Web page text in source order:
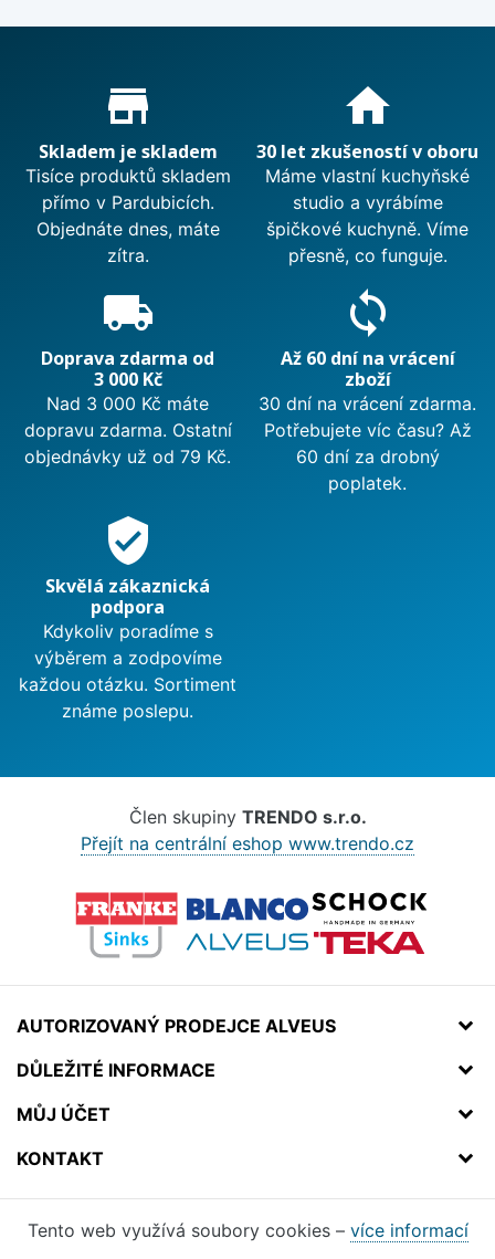
Proč nakupovat u nás?
store_mall_directory
Skladem je skladem
Tisíce produktů skladem
přímo v Pardubicích.
Objednáte dnes, máte
zítra.
home
30 let zkušeností v oboru
Máme vlastní kuchyňské
studio a vyrábíme
špičkové kuchyně. Víme
přesně, co funguje.
local_shipping
Doprava zdarma od
3 000 Kč
Nad 3 000 Kč máte
dopravu zdarma. Ostatní
objednávky už od 79 Kč.
sync
Až 60 dní na vrácení
zboží
30 dní na vrácení zdarma.
Potřebujete víc času? Až
60 dní za drobný
poplatek.
verified_user
Skvělá zákaznická
podpora
Kdykoliv poradíme s
výběrem a zodpovíme
každou otázku. Sortiment
známe poslepu.
Člen skupiny TRENDO s.r.o.
Přejít na centrální eshop www.trendo.cz
AUTORIZOVANÝ PRODEJCE ALVEUS
DŮLEŽITÉ INFORMACE
MŮJ ÚČET
KONTAKT
Tento web využívá soubory cookies – více informací